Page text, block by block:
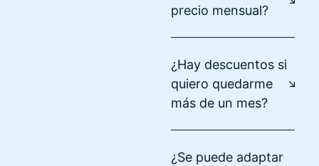
precio mensual?
¿Hay descuentos si
quiero quedarme
más de un mes?
¿Se puede adaptar